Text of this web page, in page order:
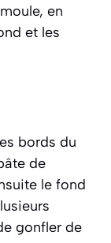
en
et les
bords du
de
le fond
gonfler de